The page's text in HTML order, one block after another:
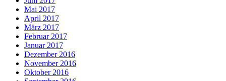
Mai 2017
April 2017
März 2017
Februar 2017
Januar 2017
Dezember 2016
November 2016
Oktober 2016